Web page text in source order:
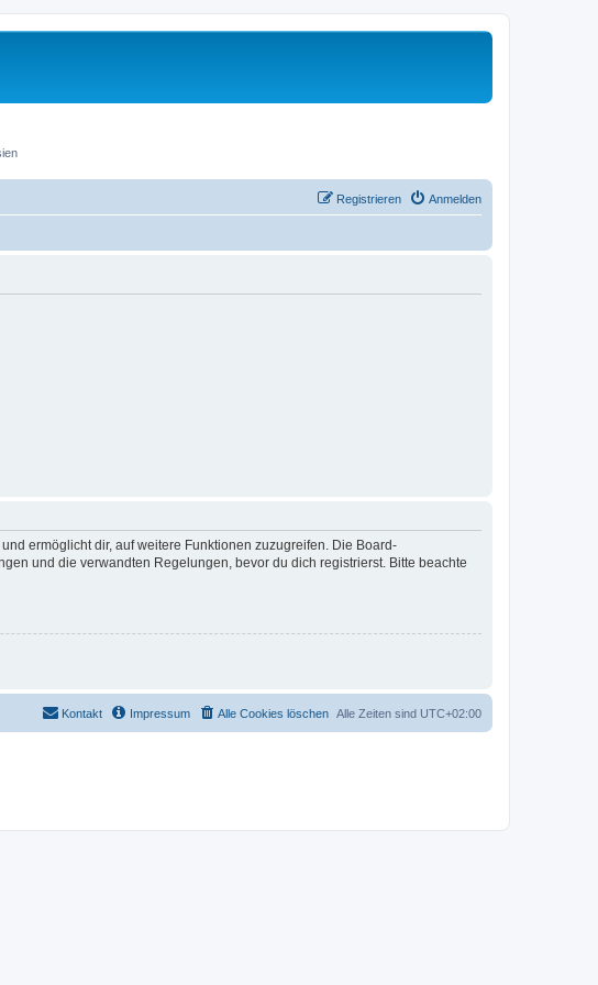
Anmelden
Registrieren
ermöglicht dir, auf weitere Funktionen zuzugreifen. Die Board-
und die verwandten Regelungen, bevor du dich registrierst. Bitte beachte
Alle Zeiten sind UTC+02:00
Alle Cookies löschen
Impressum
Kontakt